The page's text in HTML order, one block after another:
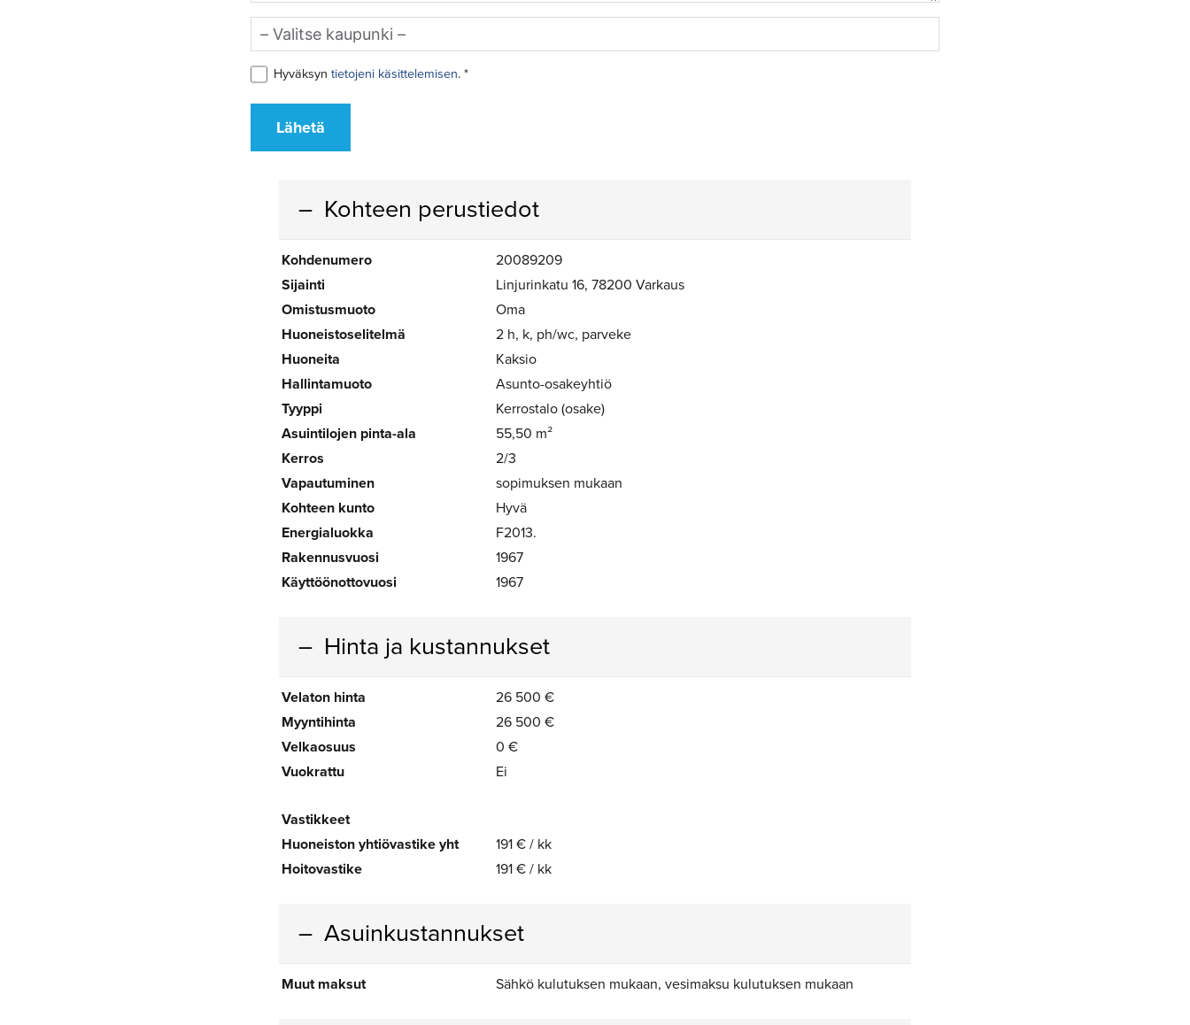
Hyväksyn tietojeni käsittelemisen. *
Lähetä
Kohteen perustiedot
Kohdenumero
20089209
Sijainti
Linjurinkatu 16, 78200 Varkaus
Omistusmuoto
Oma
Huoneistoselitelmä
2 h, k, ph/wc, parveke
Huoneita
Kaksio
Hallintamuoto
Asunto-osakeyhtiö
Tyyppi
Kerrostalo (osake)
Asuintilojen pinta-ala
55,50 m²
Kerros
2/3
Vapautuminen
sopimuksen mukaan
Kohteen kunto
Hyvä
Energialuokka
F2013.
Rakennusvuosi
1967
Käyttöönottovuosi
1967
Hinta ja kustannukset
Velaton hinta
26 500 €
Myyntihinta
26 500 €
Velkaosuus
0 €
Vuokrattu
Ei
Vastikkeet
Huoneiston yhtiövastike yht
191 € / kk
Hoitovastike
191 € / kk
Asuinkustannukset
Muut maksut Sähkö kulutuksen mukaan, vesimaksu kulutuksen mukaan